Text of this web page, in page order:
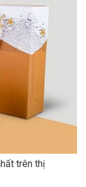
trên thị